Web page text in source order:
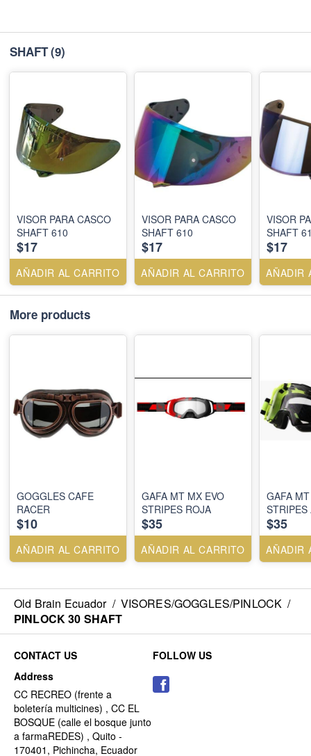
SHAFT(9)
VISOR PARA CASCO
SHAFT 610
$17
AÑADIR AL CARRITO
VISOR PARA CASCO
SHAFT 610
$17
AÑADIR AL CARRITO
VISOR
SHAFT
$17
AÑADIR
More products
GOGGLES CAFE
RACER
$10
AÑADIR AL CARRITO
GAFA MT MX EVO
STRIPES ROJA
$35
AÑADIR AL CARRITO
GAFA
STRIPES
$35
AÑADIR
Old Brain Ecuador / VISORES/GOGGLES/PINLOCK /
PINLOCK 30 SHAFT
CONTACT US
Address
CC RECREO (frente a
boletería multicines) , CC EL
BOSQUE (calle el bosque junto
a farmaREDES) , Quito -
170401, Pichincha, Ecuador
FOLLOW US